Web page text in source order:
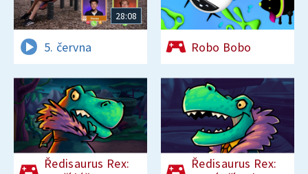
28:08
5. června Robo Bobo
Ředisaurus Rex:
Ředisaurus Rex: